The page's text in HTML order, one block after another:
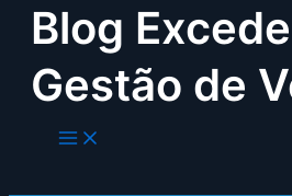
Blog
Gestão de